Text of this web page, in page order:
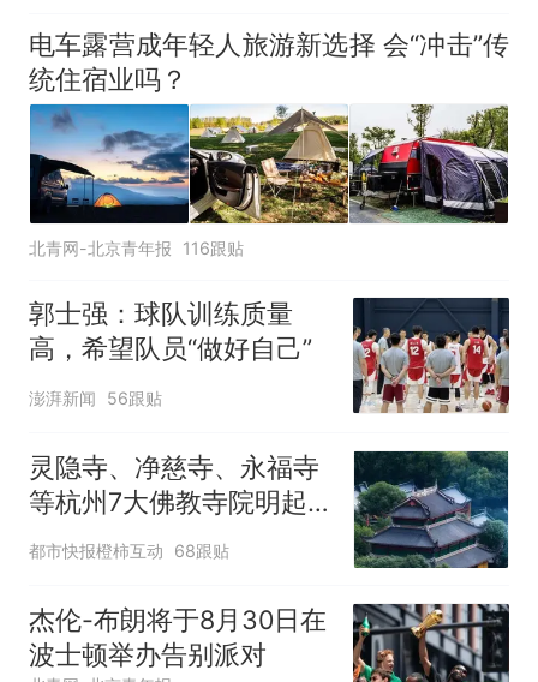
电车露营成年轻人旅游新选择 会“冲击”传
统住宿业吗？
北青网-北京青年报 116跟贴
郭士强：球队训练质量
高，希望队员“做好自己”
澎湃新闻 56跟贴
灵隐寺、净慈寺、永福寺
等杭州7大佛教寺院明起
临时关闭，别跑空了
都市快报橙柿互动 68跟贴
杰伦-布朗将于8月30日在
波士顿举办告别派对